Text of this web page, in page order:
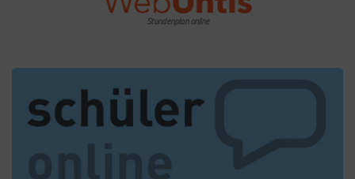
Stundenplan online